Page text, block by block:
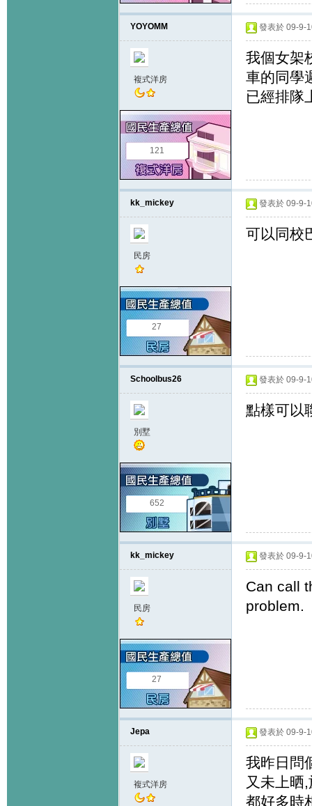
YOYOMM
複式洋房
121
發表於 09-9-
我個女架
車的同學
已經排隊
kk_mickey
民房
27
發表於 09-9-
可以同校
Schoolbus26
別墅
652
發表於 09-9-
點樣可以
kk_mickey
民房
27
發表於 09-9-
Can call
problem.
Jepa
複式洋房
發表於 09-9-
我昨日問
又未上晒
都好多時